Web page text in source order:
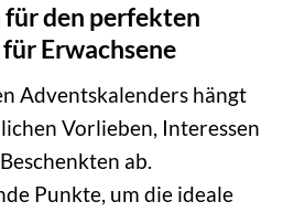
den perfekten
Erwachsene
Adventskalenders hängt
Vorlieben, Interessen
ab.
Punkte, um die ideale